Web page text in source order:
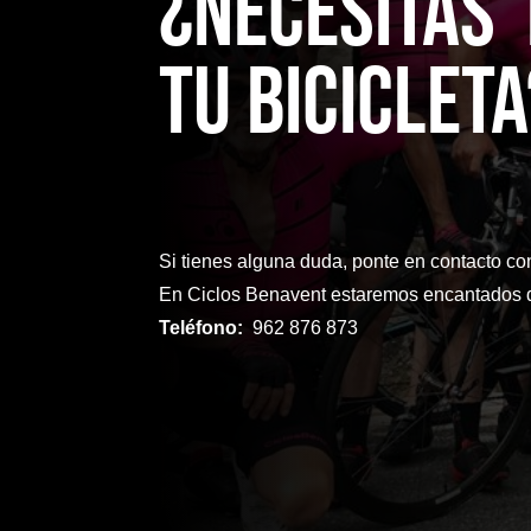
TU
Si tienes alguna duda, ponte en contacto
En Ciclos Benavent estaremos encantados
Teléfono: 962 876 873